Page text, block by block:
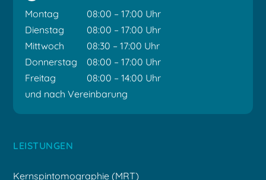
Montag
08:00 – 17:00 Uhr
Dienstag
08:00 – 17:00 Uhr
Mittwoch
08:30 – 17:00 Uhr
Donnerstag
08:00 – 17:00 Uhr
Freitag
08:00 – 14:00 Uhr
und nach Vereinbarung
LEISTUNGEN
Kernspintomographie (MRT)